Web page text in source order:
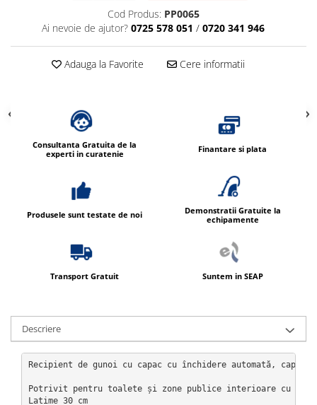
Cod Produs: PP0065
Ai nevoie de ajutor? 0725 578 051 / 0720 341 946
Adauga la Favorite Cere informatii
Consultanta Gratuita de la
experti in curatenie
Finantare si plata
Produsele sunt testate de noi
Demonstratii Gratuite la
echipamente
Transport Gratuit Suntem in SEAP
Descriere
Recipient de gunoi cu capac cu închidere automată,
Potrivit pentru toalete și zone publice interioare cu
Latime 30 cm